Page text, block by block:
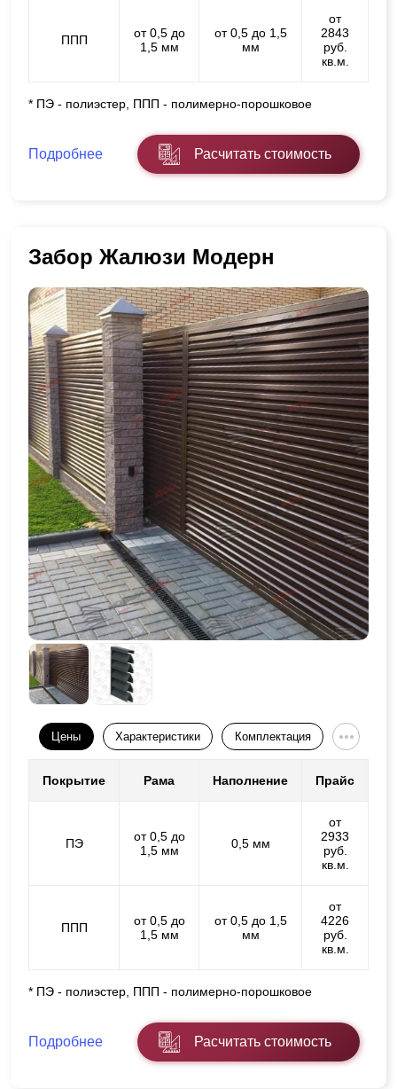
ППП
от 0,5 до
1,5 мм
от 0,5 до 1,5
мм
от
2843
руб.
кв.м.
* ПЭ - полиэстер, ППП - полимерно-порошковое
Подробнее Расчитать стоимость
Забор Жалюзи Модерн
Цены Характеристики Комплектация
Покрытие Рама Наполнение Прайс
ПЭ
от 0,5 до
1,5 мм
0,5 мм
от
2933
руб.
кв.м.
ППП
от 0,5 до
1,5 мм
от 0,5 до 1,5
мм
от
4226
руб.
кв.м.
* ПЭ - полиэстер, ППП - полимерно-порошковое
Подробнее Расчитать стоимость